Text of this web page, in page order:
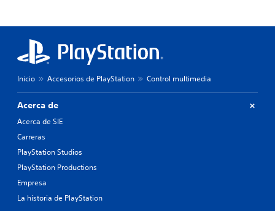
Inicio Accesorios de PlayStation Control multimedia
Acerca de
Acerca de SIE
Carreras
PlayStation Studios
PlayStation Productions
Empresa
La historia de PlayStation